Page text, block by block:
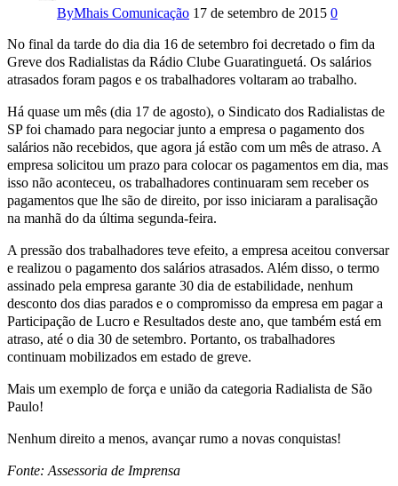
Rádio
Clube
Guaratinguetá
termina
com
as
reivindicações
dos
trabalhadores
atendidas
ByMhais Comunicação 17 de setembro de 2015 0
No final da tarde do dia dia 16 de setembro foi decretado o fim da
Greve dos Radialistas da Rádio Clube Guaratinguetá. Os salários
atrasados foram pagos e os trabalhadores voltaram ao trabalho.
Há quase um mês (dia 17 de agosto), o Sindicato dos Radialistas de
SP foi chamado para negociar junto a empresa o pagamento dos
salários não recebidos, que agora já estão com um mês de atraso. A
empresa solicitou um prazo para colocar os pagamentos em dia, mas
isso não aconteceu, os trabalhadores continuaram sem receber os
pagamentos que lhe são de direito, por isso iniciaram a paralisação
na manhã do da última segunda-feira.
A pressão dos trabalhadores teve efeito, a empresa aceitou conversar
e realizou o pagamento dos salários atrasados. Além disso, o termo
assinado pela empresa garante 30 dia de estabilidade, nenhum
desconto dos dias parados e o compromisso da empresa em pagar a
Participação de Lucro e Resultados deste ano, que também está em
atraso, até o dia 30 de setembro. Portanto, os trabalhadores
continuam mobilizados em estado de greve.
Mais um exemplo de força e união da categoria Radialista de São
Paulo!
Nenhum direito a menos, avançar rumo a novas conquistas!
Fonte: Assessoria de Imprensa